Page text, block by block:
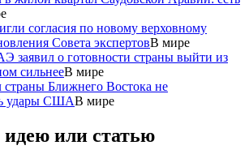
согласия по новому верховному
Совета экспертовВ мире
заявил о готовности страны выйти из
сильнееВ мире
страны Ближнего Востока не
удары СШАВ мире
или статью